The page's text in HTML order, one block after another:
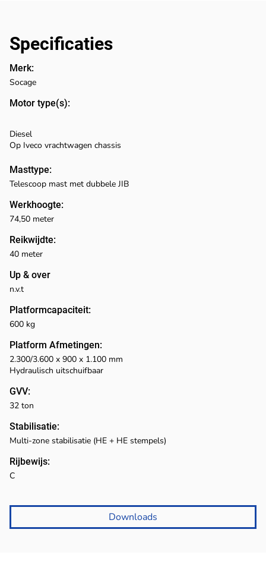
Specificaties
Downloads
Merk:
Masttype:
Werkhoogte:
Reikwijdte:
Up & over
Motor type(s):
Platformcapaciteit:
Platform Afmetingen:
GVV:
Socage
Telescoop mast met dubbele JIB
74,50 meter
40 meter
n.v.t
Diesel
Op Iveco vrachtwagen chassis
600 kg
2.300/3.600 x 900 x 1.100 mm
Hydraulisch uitschuifbaar
32 ton
Stabilisatie:
Rijbewijs:
Multi-zone stabilisatie (HE + HE stempels)
C